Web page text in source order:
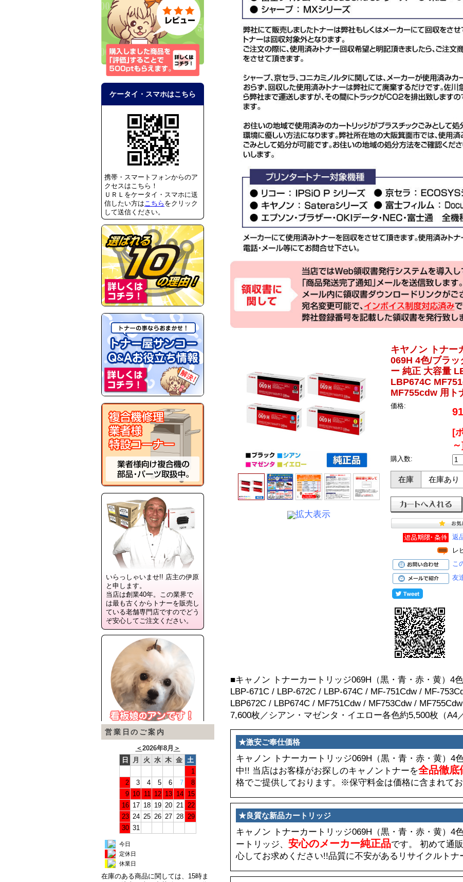
営業日のご案内
＜2026年8月 ＞
日
月 火 水 木 金 土
1
2
3 4 5 6 7
8
9 10 11 12 13 14 15
16 17 18 19 20 21 22
23 24 25 26 27 28 29
30 31
今日
定休日
休業日
在庫のある商品に関しては、15時ま
拡大表示
キヤノン トナー
069H 4色/ブラッ
ー 純正 大容量
LBP674C
MF755cdw 用ト
価格:
[
購入数:
在庫 在庫あり
返
レ
こ
友
■キャノン トナーカートリッジ069H（黒・青・赤・黄）4
LBP-671C / LBP-672C / LBP-674C / MF-751Cdw / MF-
LBP672C / LBP674C / MF751Cdw / MF753Cdw /
7,600枚／シアン・マゼンタ・イエロー各色約5,500枚（A4
★激安ご奉仕価格
キャノン トナーカートリッジ069H（黒・青・赤・黄）4
中!! 当店はお客様がお探しのキャノントナーを全品徹底
格でご提供しております。※保守料金は価格に含まれてお
★良質な新品カートリッジ
キャノン トナーカートリッジ069H（黒・青・赤・黄）4
ートリッジ、 安心のメーカー純正品です。 初めて通
心してお求めください!!品質に不安があるリサイクルトナ